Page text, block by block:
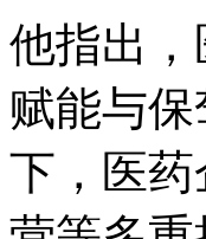
他指出
赋能与
下，医